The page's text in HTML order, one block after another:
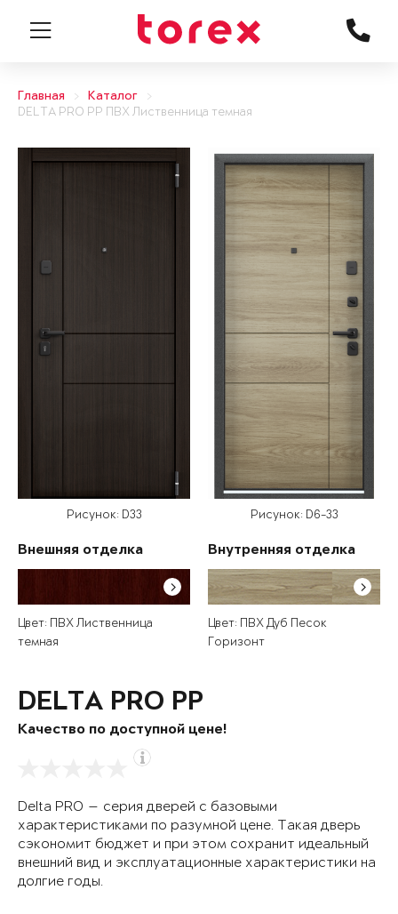
Главная
Каталог
DELTA PRO PP ПВХ Лиственница темная
Рисунок: D33
Внешняя отделка
Цвет: ПВХ Лиственница
темная
Рисунок: D6-33
Внутренняя отделка
Цвет: ПВХ Дуб Песок
Горизонт
DELTA PRO PP
Качество по доступной цене!
Delta PRO — серия дверей с базовыми
характеристиками по разумной цене. Такая дверь
сэкономит бюджет и при этом сохранит идеальный
внешний вид и эксплуатационные характеристики на
долгие годы.